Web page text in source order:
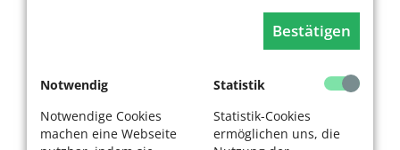
Bestätigen
Notwendig
Notwendige Cookies
machen eine Webseite
Statistik
Statistik-Cookies
ermöglichen uns, die